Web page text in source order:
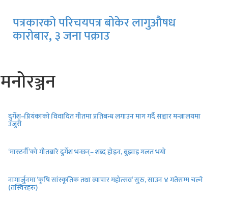
पत्रकारको परिचयपत्र बोकेर लागुऔषध
कारोबार, ३ जना पक्राउ
मनोरञ्जन
दुर्गेश–प्रियंकाको विवादित गीतमा प्रतिबन्ध लगाउन माग गर्दै सञ्चार मन्त्रालयमा
उजुरी
‘मास्टर्नी’को गीतबारे दुर्गेश भन्छन्– शब्द होइन, बुझाइ गलत भयो
नागार्जुनमा ‘कृषि सांस्कृतिक तथा व्यापार महोत्सव’ सुरु, साउन ४ गतेसम्म चल्ने
(तस्विरहरु)